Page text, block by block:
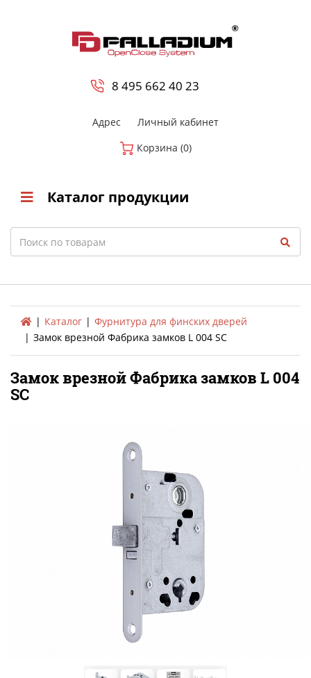
8 495 662 40 23
Адрес
Личный кабинет
Корзина (0)
Каталог продукции
Search
Каталог
Фурнитура для финских дверей
Замок врезной Фабрика замков L 004 SC
Замок врезной Фабрика замков L 004
SC